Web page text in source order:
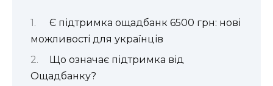
Є підтримка ощадбанк 6500 грн: нові
можливості для українців
Що означає підтримка від
Ощадбанку?